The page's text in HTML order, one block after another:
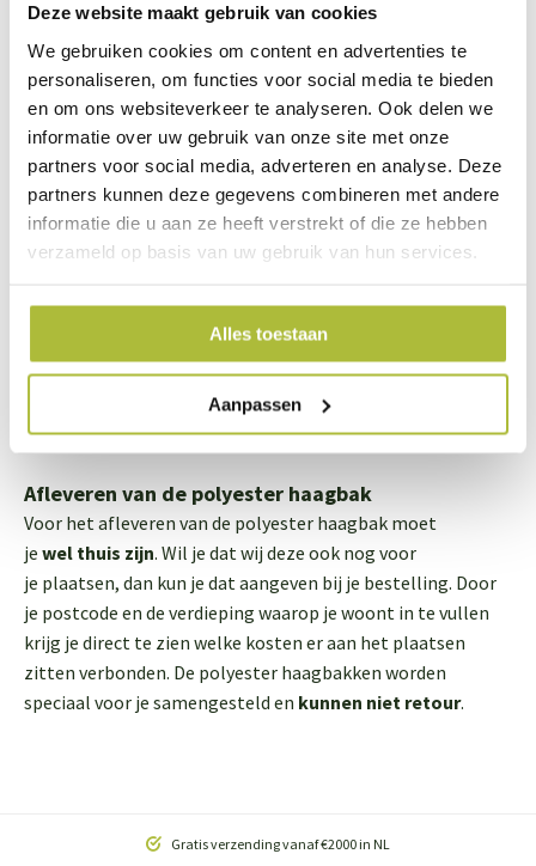
Deze website maakt gebruik van cookies
We gebruiken cookies om content en advertenties te
personaliseren, om functies voor social media te bieden
en om ons websiteverkeer te analyseren. Ook delen we
informatie over uw gebruik van onze site met onze
partners voor social media, adverteren en analyse. Deze
partners kunnen deze gegevens combineren met andere
informatie die u aan ze heeft verstrekt of die ze hebben
verzameld op basis van uw gebruik van hun services.
Alles toestaan
Aanpassen
haagbloembak voor hebt. In onze collectie vind je
verschillende polyester plantenbakken. De poleyster
plantenbakken zijnlicht van gewichten kun je naar wens
samenstellen.
Standaard worden de polyester haagbloembakken in de
kleur antraciet-zwart geleverd. Tegen een kleurentoeslag
kun je kiezen uit iedere ralkleur. Ook kun je ervoor kiezen
om wielen te laten monteren onder de polyester
Hoogte van de polyester haagbak met een haag
Als je een polyester haagbak besteld met daarin een haag
van 180 cm hoog komt detotale lengte met de
polyester haagbak hoger uit. Let hierop bij het bestellen!
Afleveren van de polyester haagbak
Voor het afleveren van de polyester haagbak moet
je wel thuis zijn. Wil je dat wij deze ook nog voor
je plaatsen, dan kun je dat aangeven bij je bestelling. Door
je postcode en de verdieping waarop je woont in te vullen
krijg je direct te zien welke kosten er aan het plaatsen
zitten verbonden. De polyester haagbakken worden
speciaal voor je samengesteld en kunnen niet retour.
Gratis verzending vanaf €2000 in NL